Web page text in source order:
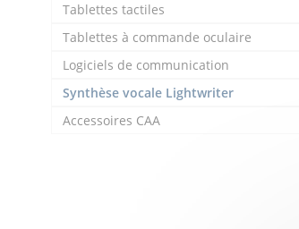
Tablettes tactiles
Tablettes à commande oculaire
Logiciels de communication
Synthèse vocale Lightwriter
Accessoires CAA